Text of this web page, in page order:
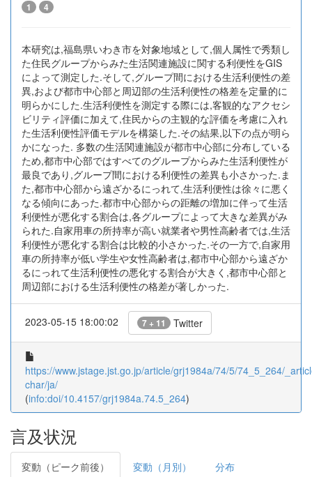
1 4
本研究は,福島県いわき市を対象地域として,個人属性で秀類し
た住民グループからみた生活関連施設に関する利便性をGIS
によって測定した.そして,グループ間における生活利便性の差
異,および都市中心部と周辺部の生活利便性の格差を定量的に
明らかにした.生活利便性を測定する際には,客観的なアクセシ
ビリティ評価に加えて,住民からの主観的な評価を考慮に入れ
た生活利便性評価モデルを構築した.その結果,以下の点が明ら
かになった. 多数の生活関連施設が都市中心部に分布している
ため,都市中心部ではすべてのグループからみた生活利便性が
最良であり,グループ間における利便性の差異も小さかった.ま
た,都市中心部から遠ざかるにっれて,生活利便性は徐々に悪く
なる傾向にあった.都市中心部からの距離の増加に伴って生活
利便性が悪化する割合は,各グループによって大きな差異がみ
られた.自家用車の所持率が高い就業者や男性高齢者では,生活
利便性が悪化する割合は比較的小さかった.その一方で,自家用
車の所持率が低い学生や女性高齢者は,都市中心部から遠ざか
るにっれて生活利便性の悪化する割合が大きく,都市中心部と
周辺部における生活利便性の格差が著しかった.
2023-05-15 18:00:02 7 + 11 Twitter
https://www.jstage.jst.go.jp/article/grj1984a/74/5/74_5_264/
char/ja/
(info:doi/10.4157/grj1984a.74.5_264)
言及状況
変動（ピーク前後） 変動（月別） 分布